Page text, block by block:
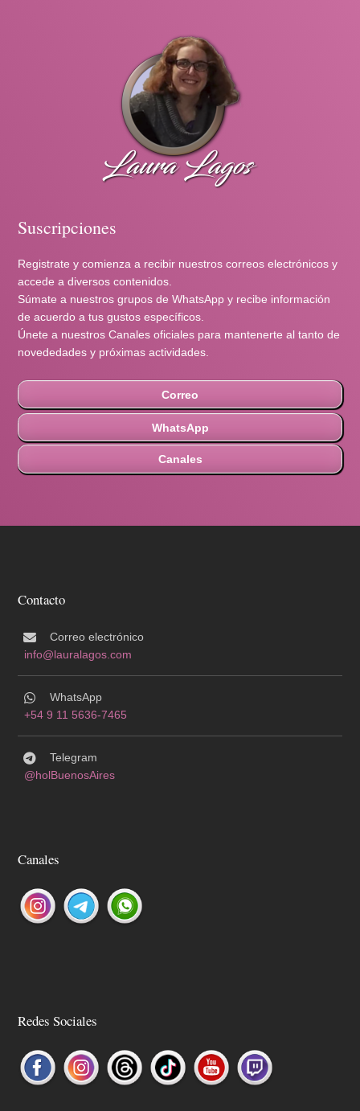
Suscripciones
Registrate y comienza a recibir nuestros correos electrónicos y
accede a diversos contenidos.
Súmate a nuestros grupos de WhatsApp y recibe información
de acuerdo a tus gustos específicos.
Únete a nuestros Canales oficiales para mantenerte al tanto de
novededades y próximas actividades.
Correo
WhatsApp
Canales
Contacto
Correo electrónico
info@lauralagos.com
WhatsApp
+54 9 11 5636-7465
Telegram
@holBuenosAires
Canales
Redes Sociales